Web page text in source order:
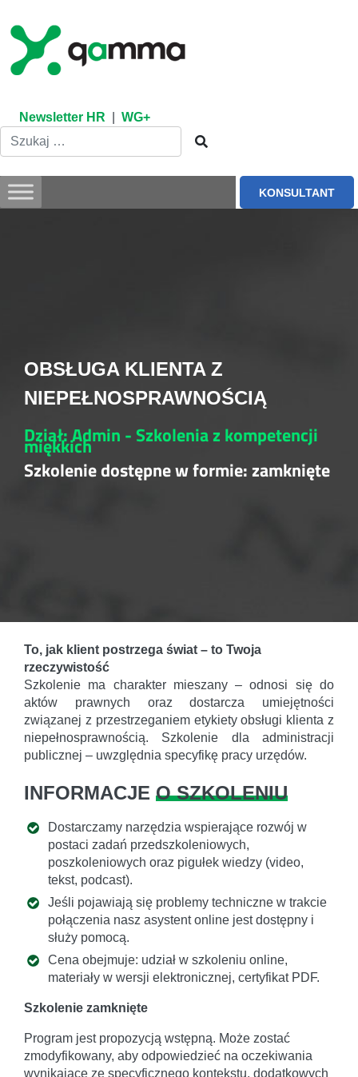
content
Newsletter HR WG+
KONSULTANT
OBSŁUGA KLIENTA Z
NIEPEŁNOSPRAWNOŚCIĄ
Dział: Admin - Szkolenia z kompetencji
miękkich
Szkolenie dostępne w formie: zamknięte
To, jak klient postrzega świat – to Twoja
rzeczywistość
Szkolenie ma charakter mieszany – odnosi się do
aktów prawnych oraz dostarcza umiejętności
związanej z przestrzeganiem etykiety obsługi klienta z
niepełnosprawnością. Szkolenie dla administracji
publicznej – uwzględnia specyfikę pracy urzędów.
INFORMACJE O SZKOLENIU
Dostarczamy narzędzia wspierające rozwój w
postaci zadań przedszkoleniowych,
poszkoleniowych oraz pigułek wiedzy (video,
tekst, podcast).
Jeśli pojawiają się problemy techniczne w trakcie
połączenia nasz asystent online jest dostępny i
służy pomocą.
Cena obejmuje: udział w szkoleniu online,
materiały w wersji elektronicznej, certyfikat PDF.
Szkolenie zamknięte
Program jest propozycją wstępną. Może zostać
zmodyfikowany, aby odpowiedzieć na oczekiwania
wynikające ze specyficznego kontekstu, dodatkowych